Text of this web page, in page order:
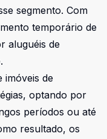
segmento. Com
temporário de
aluguéis de
imóveis de
optando por
períodos ou até
resultado, os